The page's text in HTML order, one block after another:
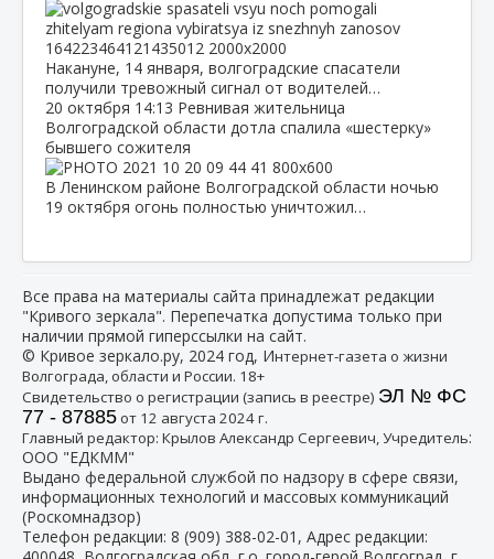
Накануне, 14 января, волгоградские спасатели
получили тревожный сигнал от водителей…
20 октября 14:13 Ревнивая жительница
Волгоградской области дотла спалила «шестерку»
бывшего сожителя
В Ленинском районе Волгоградской области ночью
19 октября огонь полностью уничтожил…
Все права на материалы сайта принадлежат редакции
"Кривого зеркала". Перепечатка допустима только при
наличии прямой гиперссылки на сайт.
© Кривое зеркало.ру, 2024 год, Интернет-газета о жизни
Волгограда, области и России. 18+
Свидетельство о регистрации (запись в реестре) ЭЛ № ФС
77 - 87885от 12 августа 2024 г.
Главный редактор: Крылов Александр Сергеевич, Учредитель:
ООО "ЕДКММ"
Выдано федеральной службой по надзору в сфере связи,
информационных технологий и массовых коммуникаций
(Роскомнадзор)
Телефон редакции: 8 (909) 388-02-01 , Адрес редакции: